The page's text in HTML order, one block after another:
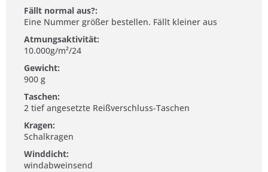
Fällt normal aus?:
Eine Nummer größer bestellen. Fällt kleiner aus
Atmungsaktivität:
10.000g/m²/24
Gewicht:
900 g
Taschen:
2 tief angesetzte Reißverschluss-Taschen
Kragen:
Schalkragen
Winddicht:
windabweinsend